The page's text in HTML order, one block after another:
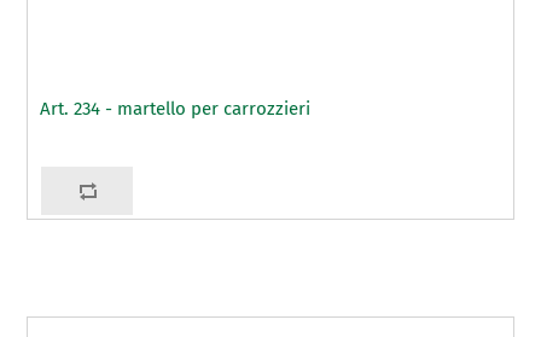
Art. 234 - martello per carrozzieri